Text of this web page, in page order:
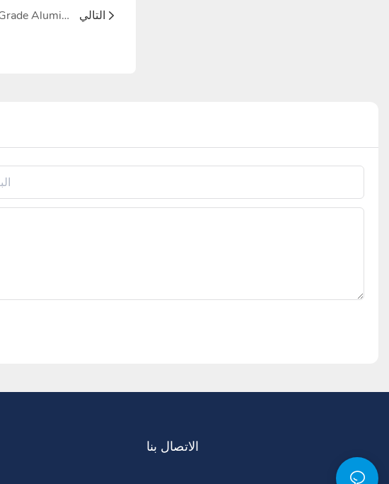
Unlocking the Benefits of Aerospace Grade Aluminum Plates in Modern Applications التالي
الاتصال بنا